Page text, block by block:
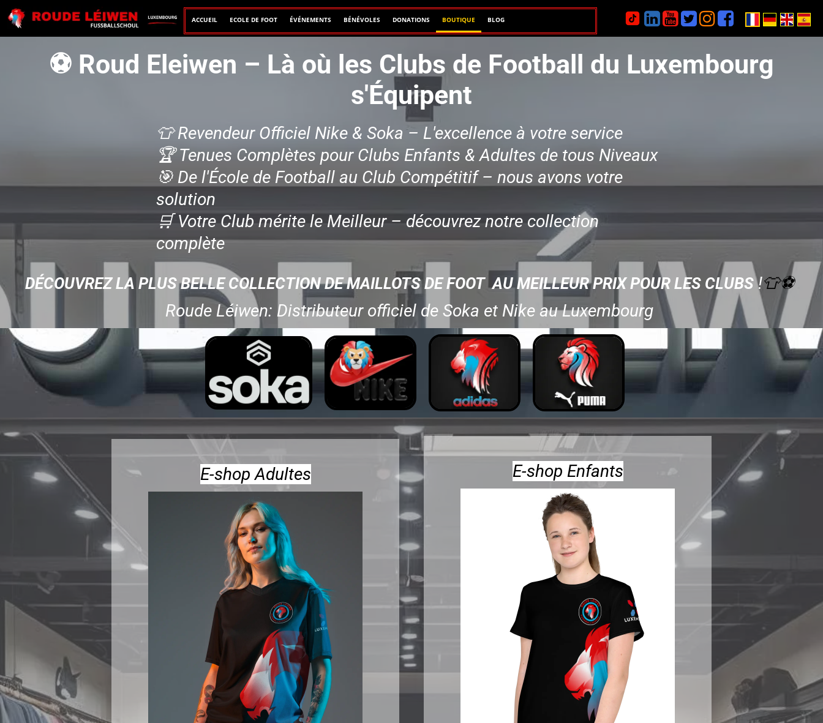
ACCUEIL ECOLE DE FOOT ÉVÉNEMENTS BÉNÉVOLES DONATIONS BOUTIQUE BLOG  
⚽ Roud Eleiwen – Là où les Clubs de Football du Luxembourg
s'Équipent
👕 Revendeur Officiel Nike & Soka – L'excellence à votre service
🏆 Tenues Complètes pour Clubs Enfants & Adultes de tous Niveaux
🎯 De l'École de Football au Club Compétitif – nous avons votre
solution
🛒 Votre Club mérite le Meilleur – découvrez notre collection
complète
DÉCOUVREZ LA PLUS BELLE COLLECTION DE MAILLOTS DE FOOTAU MEILLEUR PRIX POUR LES CLUBS!👕⚽
Roude Léiwen: Distributeur officiel de Soka et Nike au Luxembourg
E-shop Adultes E-shop Enfants